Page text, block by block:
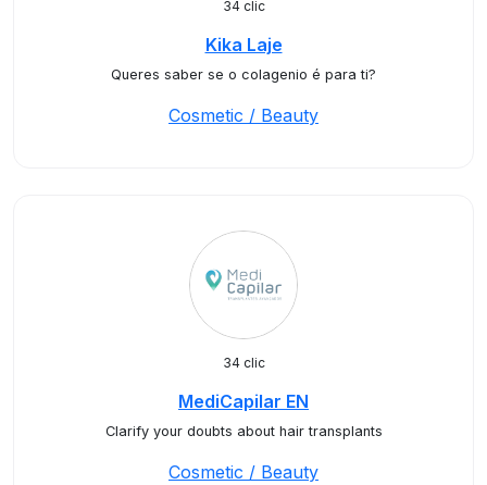
34 clic
Kika Laje
Queres saber se o colagenio é para ti?
Cosmetic / Beauty
34 clic
MediCapilar EN
Clarify your doubts about hair transplants
Cosmetic / Beauty